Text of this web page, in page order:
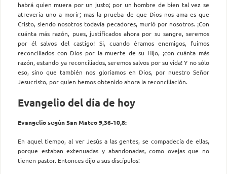
habrá quien muera por un justo; por un hombre de bien tal vez se
atrevería uno a morir; mas la prueba de que Dios nos ama es que
Cristo, siendo nosotros todavía pecadores, murió por nosotros. ¡Con
cuánta más razón, pues, justificados ahora por su sangre, seremos
por él salvos del castigo! Si, cuando éramos enemigos, fuimos
reconciliados con Dios por la muerte de su Hijo, ¡con cuánta más
razón, estando ya reconciliados, seremos salvos por su vida! Y no sólo
eso, sino que también nos gloriamos en Dios, por nuestro Señor
Jesucristo, por quien hemos obtenido ahora la reconciliación.
Evangelio del día de hoy
Evangelio según San Mateo 9,36-10,8:
En aquel tiempo, al ver Jesús a las gentes, se compadecía de ellas,
porque estaban extenuadas y abandonadas, como ovejas que no
tienen pastor. Entonces dijo a sus discípulos: